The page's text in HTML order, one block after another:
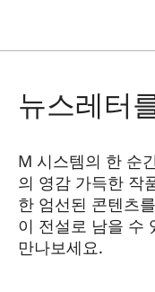
뉴스레터
M 시스템의 한 순
의 영감 가득한 작
한 엄선된 콘텐츠
이 전설로 남을 수
만나보세요.